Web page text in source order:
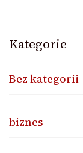
Kategorie
Bez kategorii
biznes